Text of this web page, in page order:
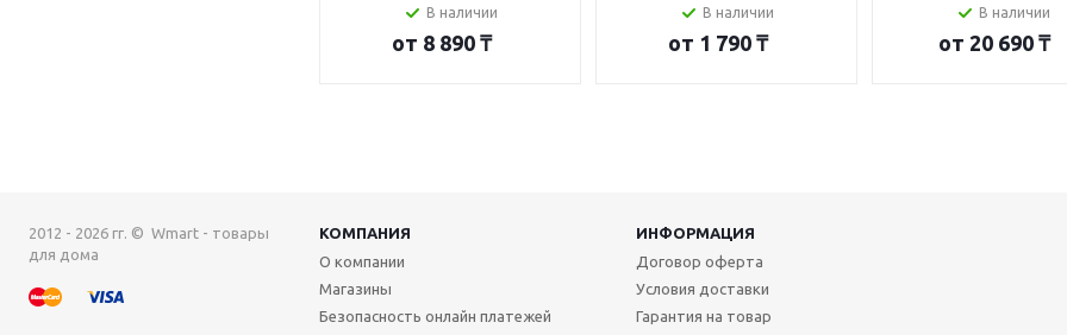
В наличии
от 8 890 ₸
В наличии
от 1 790 ₸
В наличии
от 20 690 ₸
2012 - 2026 гг. © Wmart - товары
для дома
КОМПАНИЯ
ИНФОРМАЦИЯ
О компании
Магазины
Безопасность онлайн платежей
Договор оферта
Условия доставки
Гарантия на товар